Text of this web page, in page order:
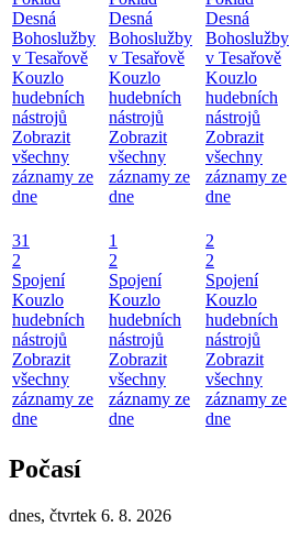
Desná
Bohoslužby
v Tesařově
Kouzlo
hudebních
nástrojů
Zobrazit
všechny
záznamy ze
dne
Desná
Bohoslužby
v Tesařově
Kouzlo
hudebních
nástrojů
Zobrazit
všechny
záznamy ze
dne
Desná
Bohoslužby
v Tesařově
Kouzlo
hudebních
nástrojů
Zobrazit
všechny
záznamy ze
dne
31
2
Spojení
Kouzlo
hudebních
nástrojů
Zobrazit
všechny
záznamy ze
dne
1
2
Spojení
Kouzlo
hudebních
nástrojů
Zobrazit
všechny
záznamy ze
dne
2
2
Spojení
Kouzlo
hudebních
nástrojů
Zobrazit
všechny
záznamy ze
dne
Počasí
dnes, čtvrtek 6. 8. 2026